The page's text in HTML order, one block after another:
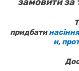
замовити
придбатинасіння
и,